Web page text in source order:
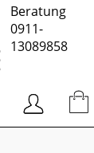
Beratung
0911-
13089858